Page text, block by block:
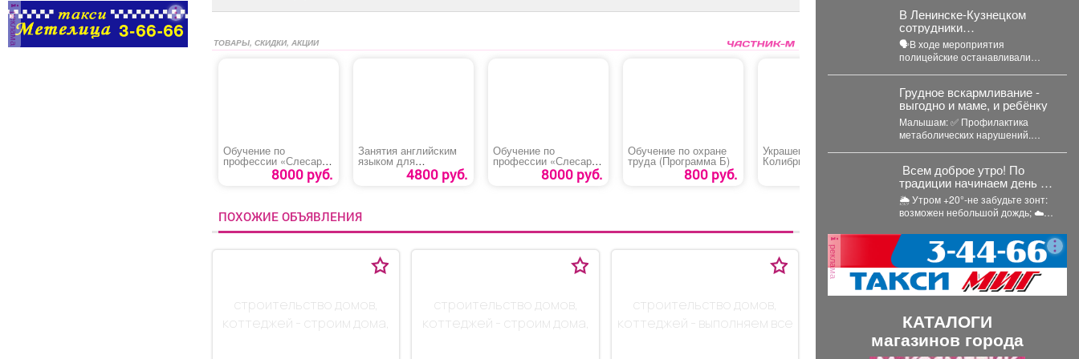
реклама ТОВАРЫ, СКИДКИ, АКЦИИ
Обучение по
профессии «Слесарь
по обслуживанию и
8000 руб.
Занятия английским
языком для
обучающихся 2-11
4800 руб.
Обучение по
профессии «Слесарь -
сантехник»8000 руб.
Обучение по охране
труда (Программа Б)
800 руб.
Украшение для цветов
Колибри
Украшение для цветов
89 руб.
Лопата-
ПОХОЖИЕ ОБЪЯВЛЕНИЯ
строительство домов,
коттеджей - строим дома,
строительство домов,
коттеджей - строим дома,
строительство домов,
коттеджей - выполняем все
В Ленинске-Кузнецком
сотрудники
Госавтоинспекции провели
акцию «Будь трезвым в
пути»
🗣В ходе мероприятия
полицейские останавливали
правила дорожного...
Грудное вскармливание -
выгодно и маме, и ребёнку
Малышам: ✅ Профилактика
метаболических нарушений.
Всем доброе утро! По
традиции начинаем день с
прогноза погоды и щепотки
народной мудрости
🌦 Утром +20°-не забудьте зонт:
возможен небольшой дождь; ☁️
до +24°,...
реклама
КАТАЛОГИ
магазинов города